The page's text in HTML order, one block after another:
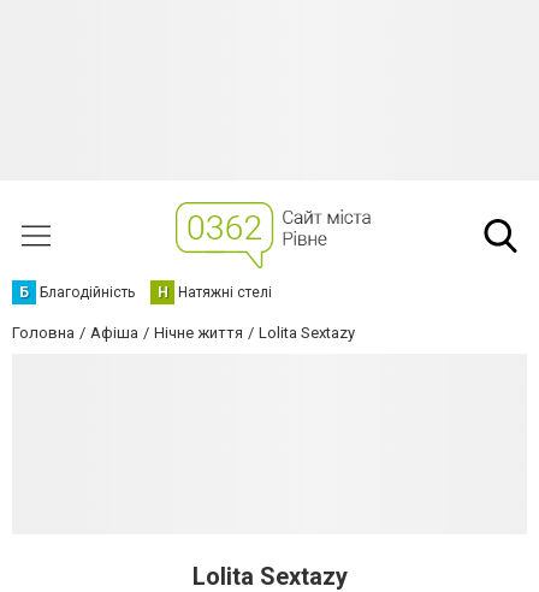
Б Благодійність Н Натяжні стелі
Головна Афіша Нічне життя Lolita Sextazy
Lolita Sextazy